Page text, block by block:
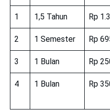
1 1,5 Tahun Rp
2 1 Semester Rp
3 1 Bulan Rp
4 1 Bulan Rp